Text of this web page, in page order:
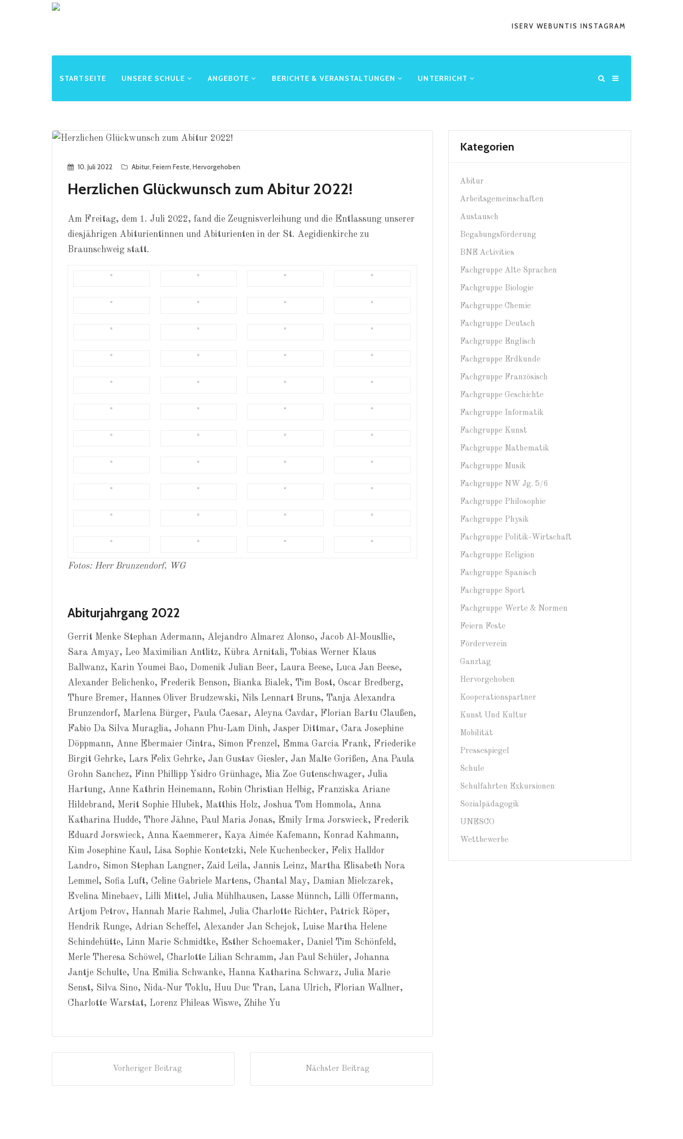
ISERV WEBUNTIS INSTAGRAM
STARTSEITE UNSERE SCHULE ANGEBOTE BERICHTE & VERANSTALTUNGEN UNTERRICHT
10. Juli 2022 Abitur, Feiern Feste, Hervorgehoben
Herzlichen Glückwunsch zum Abitur 2022!
Am Freitag, dem 1. Juli 2022, fand die Zeugnisverleihung und die Entlassung unserer
diesjährigen Abiturientinnen und Abiturienten in der St. Aegidienkirche zu
Braunschweig statt.
Fotos: Herr Brunzendorf, WG
Abiturjahrgang 2022
Gerrit Menke Stephan Adermann, Alejandro Almarez Alonso, Jacob Al-Mousllie,
Sara Amyay, Leo Maximilian Antlitz, Kübra Arnitali, Tobias Werner Klaus
Ballwanz, Karin Youmei Bao, Domenik Julian Beer, Laura Beese, Luca Jan Beese,
Alexander Belichenko, Frederik Benson, Bianka Bialek, Tim Bost, Oscar Bredberg,
Thure Bremer, Hannes Oliver Brudzewski, Nils Lennart Bruns, Tanja Alexandra
Brunzendorf, Marlena Bürger, Paula Caesar, Aleyna Cavdar, Florian Bartu Claußen,
Fabio Da Silva Muraglia, Johann Phu-Lam Dinh, Jasper Dittmar, Cara Josephine
Döppmann, Anne Ebermaier Cintra, Simon Frenzel, Emma Garcia Frank, Friederike
Birgit Gehrke, Lars Felix Gehrke, Jan Gustav Giesler, Jan Malte Gorißen, Ana Paula
Grohn Sanchez, Finn Phillipp Ysidro Grünhage, Mia Zoe Gutenschwager, Julia
Hartung, Anne Kathrin Heinemann, Robin Christian Helbig, Franziska Ariane
Hildebrand, Merit Sophie Hlubek, Matthis Holz, Joshua Tom Hommola, Anna
Katharina Hudde, Thore Jähne, Paul Maria Jonas, Emily Irma Jorswieck, Frederik
Eduard Jorswieck, Anna Kaemmerer, Kaya Aimée Kafemann, Konrad Kahmann,
Kim Josephine Kaul, Lisa Sophie Kontetzki, Nele Kuchenbecker, Felix Halldor
Landro, Simon Stephan Langner, Zaid Leila, Jannis Leinz, Martha Elisabeth Nora
Lemmel, Sofia Luft, Celine Gabriele Martens, Chantal May, Damian Mielczarek,
Evelina Minebaev, Lilli Mittel, Julia Mühlhausen, Lasse Münnch, Lilli Offermann,
Artjom Petrov, Hannah Marie Rahmel, Julia Charlotte Richter, Patrick Röper,
Hendrik Runge, Adrian Scheffel, Alexander Jan Schejok, Luise Martha Helene
Schindehütte, Linn Marie Schmidtke, Esther Schoemaker, Daniel Tim Schönfeld,
Merle Theresa Schöwel, Charlotte Lilian Schramm, Jan Paul Schüler, Johanna
Jantje Schulte, Una Emilia Schwanke, Hanna Katharina Schwarz, Julia Marie
Senst, Silva Sino, Nida-Nur Toklu, Huu Duc Tran, Lana Ulrich, Florian Wallner,
Charlotte Warstat, Lorenz Phileas Wiswe, Zhihe Yu
Vorheriger Beitrag Nächster Beitrag
Kategorien
Abitur
Arbeitsgemeinschaften
Austausch
Begabungsförderung
BNE Activities
Fachgruppe Alte Sprachen
Fachgruppe Biologie
Fachgruppe Chemie
Fachgruppe Deutsch
Fachgruppe Englisch
Fachgruppe Erdkunde
Fachgruppe Französisch
Fachgruppe Geschichte
Fachgruppe Informatik
Fachgruppe Kunst
Fachgruppe Mathematik
Fachgruppe Musik
Fachgruppe NW Jg. 5/6
Fachgruppe Philosophie
Fachgruppe Physik
Fachgruppe Politik-Wirtschaft
Fachgruppe Religion
Fachgruppe Spanisch
Fachgruppe Sport
Fachgruppe Werte & Normen
Feiern Feste
Förderverein
Ganztag
Hervorgehoben
Kooperationspartner
Kunst Und Kultur
Mobilität
Pressespiegel
Schule
Schulfahrten Exkursionen
Sozialpädagogik
UNESCO
Wettbewerbe